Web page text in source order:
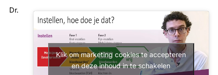
Klik om marketing cookies te accepteren
en deze inhoud in te schakelen
Dr.